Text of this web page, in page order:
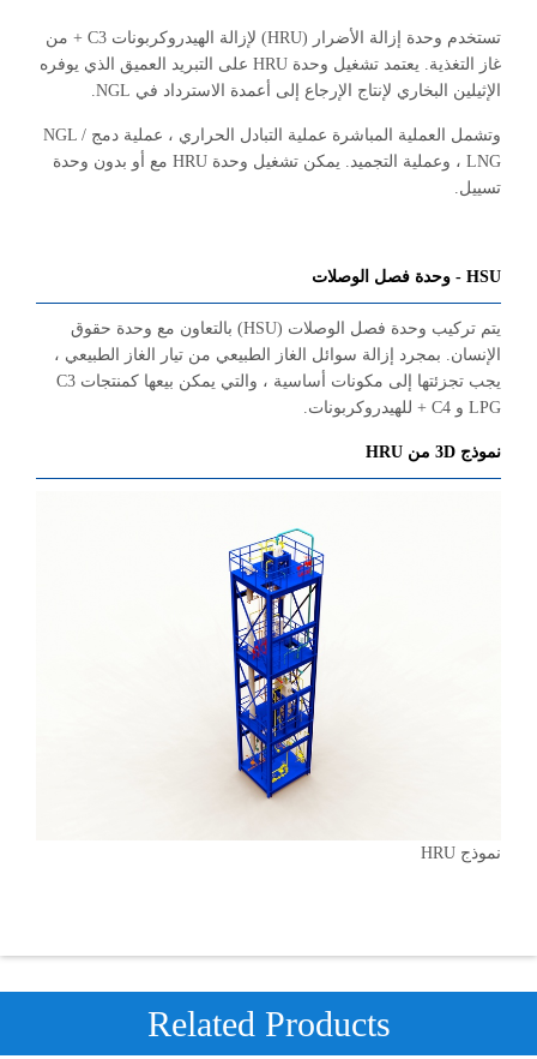
تستخدم وحدة إزالة الأضرار (HRU) لإزالة الهيدروكربونات C3 + من
غاز التغذية. يعتمد تشغيل وحدة HRU على التبريد العميق الذي يوفره
الإثيلين البخاري لإنتاج الإرجاع إلى أعمدة الاسترداد في NGL.
وتشمل العملية المباشرة عملية التبادل الحراري ، عملية دمج NGL /
LNG ، وعملية التجميد. يمكن تشغيل وحدة HRU مع أو بدون وحدة
تسييل.
HSU - وحدة فصل الوصلات
يتم تركيب وحدة فصل الوصلات (HSU) بالتعاون مع وحدة حقوق
الإنسان. بمجرد إزالة سوائل الغاز الطبيعي من تيار الغاز الطبيعي ،
يجب تجزئتها إلى مكونات أساسية ، والتي يمكن بيعها كمنتجات C3
LPG و C4 + للهيدروكربونات.
نموذج 3D من HRU
نموذج HRU
Related Products